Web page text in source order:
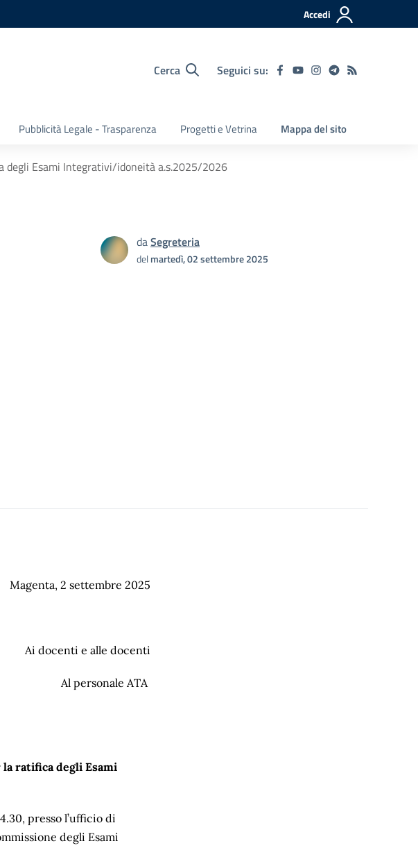
Accedi
Cerca Seguici su:
Pubblicità Legale - Trasparenza Progetti e Vetrina Mappa del sito
degli Esami Integrativi/idoneità a.s.2025/2026
daSegreteria
delmartedì, 02 settembre 2025
Magenta, 2 settembre 2025
Ai docenti e alle docenti
Al personale ATA
la ratifica degli Esami
presso l’ufficio di
degli Esami